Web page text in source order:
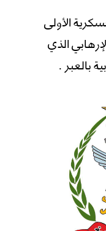
الأولى
الذي
بالعبر .